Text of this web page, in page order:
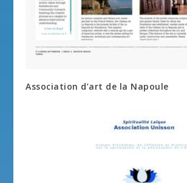
Association d’art de la Napoule